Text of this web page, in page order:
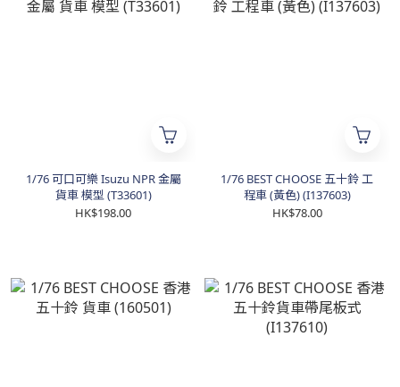
1/76 可口可樂 Isuzu NPR 金屬
貨車 模型 (T33601)
HK$198.00
1/76 BEST CHOOSE 五十鈴 工
程車 (黃色) (I137603)
HK$78.00